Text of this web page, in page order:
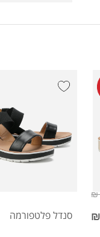
סנדל פלטפורמה